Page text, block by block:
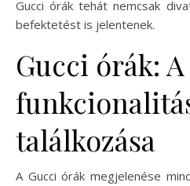
Gucci órák tehát nemcsak
befektetést is jelentenek.
Gucci órák:
találkozása
A Gucci órák megjelenése